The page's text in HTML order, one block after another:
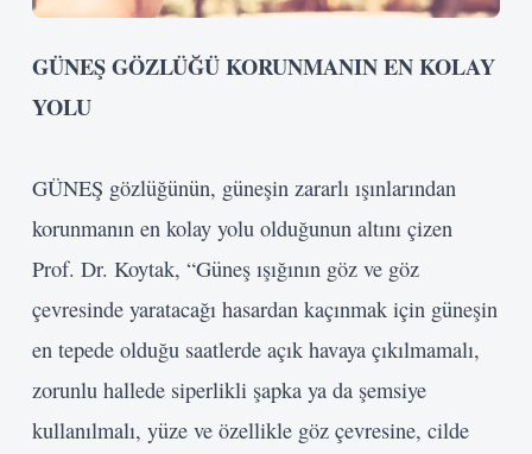
GÜNEŞ GÖZLÜĞÜ KORUNMANIN EN KOLAY
YOLU
GÜNEŞ gözlüğünün, güneşin zararlı ışınlarından
korunmanın en kolay yolu olduğunun altını çizen
Prof. Dr. Koytak, “Güneş ışığının göz ve göz
çevresinde yaratacağı hasardan kaçınmak için güneşin
en tepede olduğu saatlerde açık havaya çıkılmamalı,
zorunlu hallede siperlikli şapka ya da şemsiye
kullanılmalı, yüze ve özellikle göz çevresine, cilde